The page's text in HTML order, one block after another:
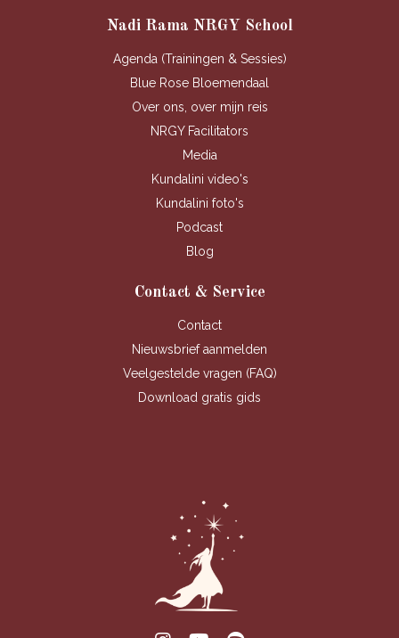
Nadi Rama NRGY School
Agenda (Trainingen & Sessies)
Blue Rose Bloemendaal
Over ons, over mijn reis
NRGY Facilitators
Media
Kundalini video's
Kundalini foto's
Podcast
Blog
Contact & Service
Contact
Nieuwsbrief aanmelden
Veelgestelde vragen (FAQ)
Download gratis gids